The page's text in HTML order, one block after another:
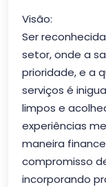
Visão:
Ser
setor, onde a
prioridade, e a
serviços é
limpos e
experiências
maneira
compromisso
incorporando